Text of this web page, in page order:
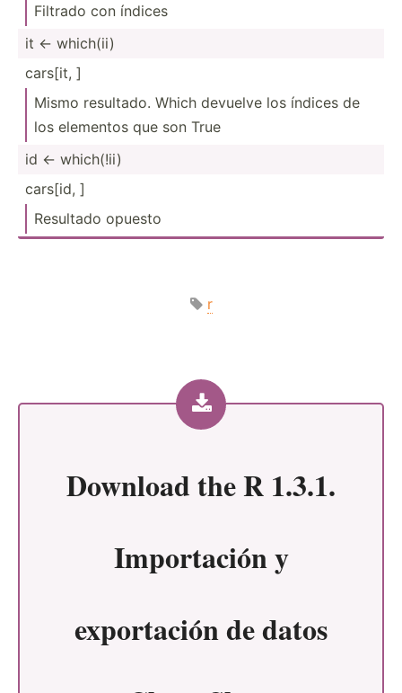
Filtrado con índices
it <- which(ii)
cars[it, ]
Mismo resultado. Which devuelve los índices de
los elementos que son True
id <- which(!ii)
cars[id, ]
Resultado opuesto
r
Download theR 1.3.1.
Importación y
exportación de datos